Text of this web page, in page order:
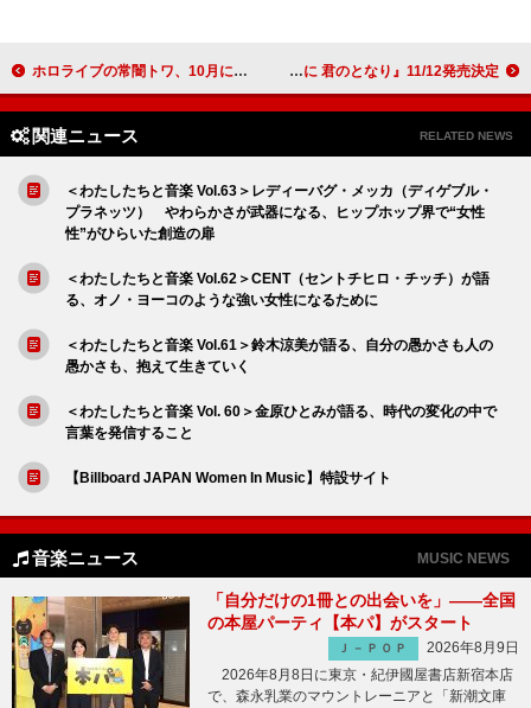
ホロライブの常闇トワ、10月に2ndアルバム発売＆2ndソロライブ開催が決定 前島亜美、アニメ『不器用な先輩。』EDテーマとなるシングルCD『不器用に 君のとなり』11/12発売決定
関連ニュース RELATED NEWS
＜わたしたちと音楽 Vol.63＞レディーバグ・メッカ（ディゲブル・
プラネッツ） やわらかさが武器になる、ヒップホップ界で“女性
性”がひらいた創造の扉
＜わたしたちと音楽 Vol.62＞CENT（セントチヒロ・チッチ）が語
る、オノ・ヨーコのような強い女性になるために
＜わたしたちと音楽 Vol.61＞鈴木涼美が語る、自分の愚かさも人の
愚かさも、抱えて生きていく
＜わたしたちと音楽 Vol. 60＞金原ひとみが語る、時代の変化の中で
言葉を発信すること
【Billboard JAPAN Women In Music】特設サイト
音楽ニュース MUSIC NEWS
「自分だけの1冊との出会いを」――全国
の本屋パーティ【本パ】がスタート
Ｊ－ＰＯＰ
2026年8月9日
2026年8月8日に東京・紀伊國屋書店新宿本店
で、森永乳業のマウントレーニアと「新潮文庫